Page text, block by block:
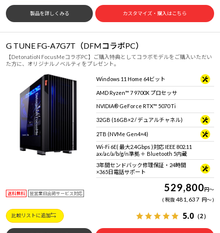
製品を詳しくみる カスタマイズ・購入はこちら
G TUNE FG-A7G7T（DFMコラボPC）
【DetonatioN FocusMeコラボPC】ご購入特典としてコラボモデルをご購入いただい
た方に、オリジナルノベルティをプレゼント。
Windows 11 Home 64ビット
AMD Ryzen™ 7 9700X プロセッサ
NVIDIA® GeForce RTX™ 5070 Ti
32GB (16GB×2 / デュアルチャネル)
2TB (NVMe Gen4×4)
Wi-Fi 6E( 最大2.4Gbps )対応 IEEE 802.11
ax/ac/a/b/g/n準拠 ＋ Bluetooth 5内蔵
3年間センドバック修理保証・24時間
×365日電話サポート
送料無料 翌営業日出荷サービス対応 529,800円～
税抜481,637 円～
比較リストに追加 5.0 （2）